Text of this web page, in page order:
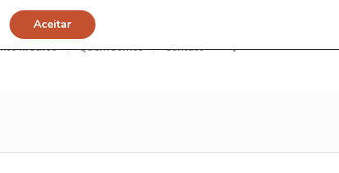
Médico Quem somos Contato
Aceitar